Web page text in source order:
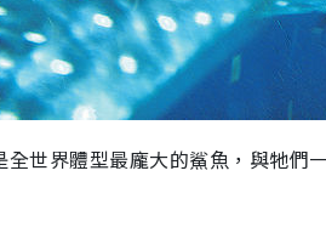
全世界體型最龐大的鯊魚，與牠